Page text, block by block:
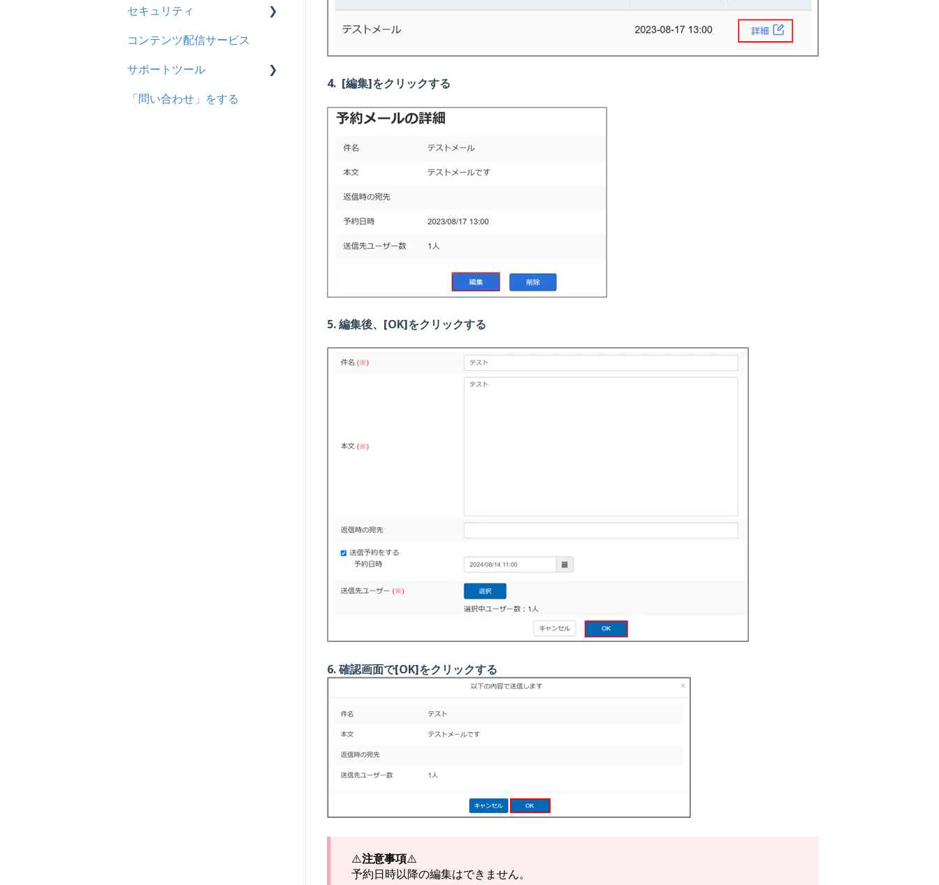
4. [編集]をクリックする
5. 編集後、[OK]をクリックする
6. 確認画面で[OK]をクリックする
⚠️注意事項⚠️
予約日時以降の編集はできません。
助成金
用語の定義
企業について
統合ユーザーについて
サービスについて
セキュリティ
シングルサインオン設定
証明書認証
MFA(多要素認証)
コンテンツ配信サービス
サポートツール
基本操作
「問い合わせ」をする